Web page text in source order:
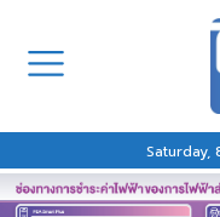
Saturday,